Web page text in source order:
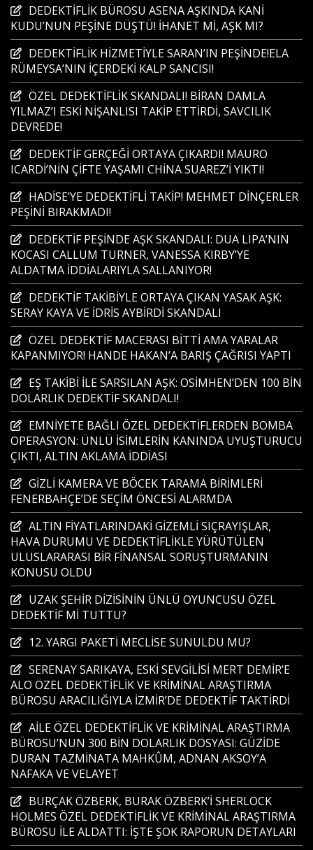
DEDEKTİFLİK BÜROSU ASENA AŞKINDA KANİ
KUDU’NUN PEŞİNE DÜŞTÜ! İHANET Mİ, AŞK MI?
DEDEKTİFLİK HİZMETİYLE SARAN’IN PEŞİNDE!ELA
RÜMEYSA’NIN İÇERDEKİ KALP SANCISI!
ÖZEL DEDEKTİFLİK SKANDALI! BİRAN DAMLA
YILMAZ’I ESKİ NİŞANLISI TAKİP ETTİRDİ, SAVCILIK
DEVREDE!
DEDEKTİF GERÇEĞİ ORTAYA ÇIKARDI! MAURO
ICARDİ’NİN ÇİFTE YAŞAMI CHİNA SUAREZ’İ YIKTI!
HADİSE’YE DEDEKTİFLİ TAKİP! MEHMET DİNÇERLER
PEŞİNİ BIRAKMADI!
DEDEKTİF PEŞİNDE AŞK SKANDALI: DUA LIPA’NIN
KOCASI CALLUM TURNER, VANESSA KIRBY’YE
ALDATMA İDDİALARIYLA SALLANIYOR!
DEDEKTİF TAKİBİYLE ORTAYA ÇIKAN YASAK AŞK:
SERAY KAYA VE İDRİS AYBİRDİ SKANDALI
ÖZEL DEDEKTİF MACERASI BİTTİ AMA YARALAR
KAPANMIYOR! HANDE HAKAN’A BARIŞ ÇAĞRISI YAPTI
EŞ TAKİBİ İLE SARSILAN AŞK: OSİMHEN’DEN 100 BİN
DOLARLIK DEDEKTİF SKANDALI!
EMNİYETE BAĞLI ÖZEL DEDEKTİFLERDEN BOMBA
OPERASYON: ÜNLÜ İSİMLERİN KANINDA UYUŞTURUCU
ÇIKTI, ALTIN AKLAMA İDDİASI
GİZLİ KAMERA VE BÖCEK TARAMA BİRİMLERİ
FENERBAHÇE’DE SEÇİM ÖNCESİ ALARMDA
ALTIN FİYATLARINDAKİ GİZEMLİ SIÇRAYIŞLAR,
HAVA DURUMU VE DEDEKTİFLİKLE YÜRÜTÜLEN
ULUSLARARASI BİR FİNANSAL SORUŞTURMANIN
KONUSU OLDU
UZAK ŞEHİR DİZİSİNİN ÜNLÜ OYUNCUSU ÖZEL
DEDEKTİF Mİ TUTTU?
12. YARGI PAKETİ MECLİSE SUNULDU MU?
SERENAY SARIKAYA, ESKİ SEVGİLİSİ MERT DEMİR’E
ALO ÖZEL DEDEKTİFLİK VE KRİMİNAL ARAŞTIRMA
BÜROSU ARACILIĞIYLA İZMİR’DE DEDEKTİF TAKTİRDİ
AİLE ÖZEL DEDEKTİFLİK VE KRİMİNAL ARAŞTIRMA
BÜROSU’NUN 300 BİN DOLARLIK DOSYASI: GÜZİDE
DURAN TAZMİNATA MAHKÛM, ADNAN AKSOY’A
NAFAKA VE VELAYET
BURÇAK ÖZBERK, BURAK ÖZBERK’İ SHERLOCK
HOLMES ÖZEL DEDEKTİFLİK VE KRİMİNAL ARAŞTIRMA
BÜROSU İLE ALDATTI: İŞTE ŞOK RAPORUN DETAYLARI